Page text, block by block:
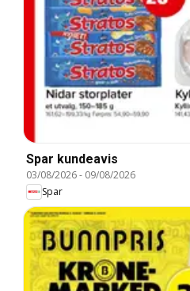
Spar kundeavis
03/08/2026- 09/08/2026
Spar